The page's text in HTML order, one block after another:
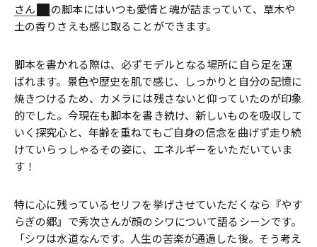
さん
の脚本にはいつも愛情と魂が詰まっていて、草木や
土の香りさえも感じ取ることができます。
脚本を書かれる際は、必ずモデルとなる場所に自ら足を運
ばれます。景色や歴史を肌で感じ、しっかりと自分の記憶に
焼きつけるため、カメラには残さないと仰っていたのが印象
的でした。今現在も脚本を書き続け、新しいものを吸収して
いく探究心と、年齢を重ねてもご自身の信念を曲げず走り続
けていらっしゃるその姿に、エネルギーをいただいていま
す！
特に心に残っているセリフを挙げさせていただくなら『やす
らぎの郷』で秀次さんが顔のシワについて語るシーンです。
「シワは水道なんです。人生の苦楽が通過した後。そう考え